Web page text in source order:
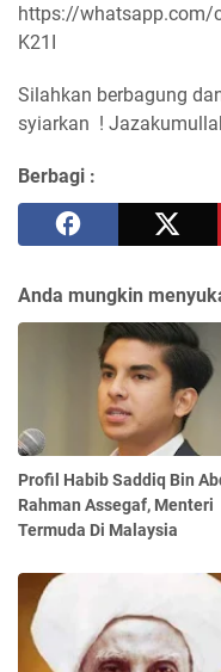
https://whatsapp.com/
K21I
Silahkan berbagung
syiarkan !
Berbagi :
Anda mungkin
Profil Habib Saddiq Bin
Rahman Assegaf, Menteri
Termuda Di Malaysia